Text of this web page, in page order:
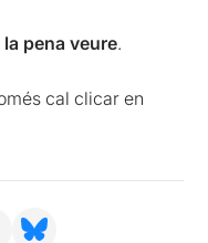
pena veure.
cal clicar en